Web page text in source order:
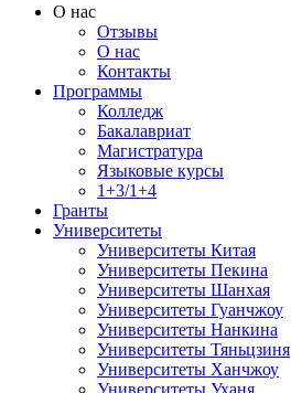
О нас
Отзывы
О нас
Контакты
Программы
Колледж
Бакалавриат
Магистратура
Языковые курсы
1+3/1+4
Гранты
Университеты
Университеты Китая
Университеты Пекина
Университеты Шанхая
Университеты Гуанчжоу
Университеты Нанкина
Университеты Тяньцзиня
Университеты Ханчжоу
Университеты Уханя